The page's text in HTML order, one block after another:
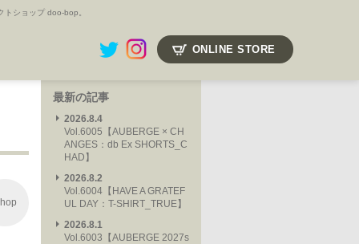
ショップ doo-bop。
ONLINE STORE
最新の記事
2026.8.4
Vol.6005【AUBERGE × CH
ANGES：db Ex SHORTS_C
HAD】
2026.8.2
Vol.6004【HAVE A GRATEF
UL DAY：T-SHIRT_TRUE】
2026.8.1
Vol.6003【AUBERGE 2027s